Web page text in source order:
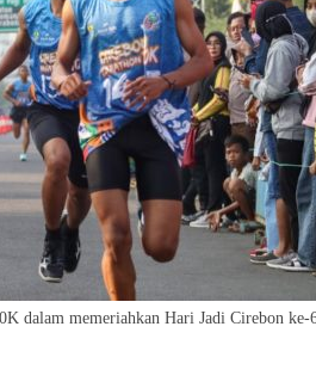
dalam memeriahkan Hari Jadi Cirebon